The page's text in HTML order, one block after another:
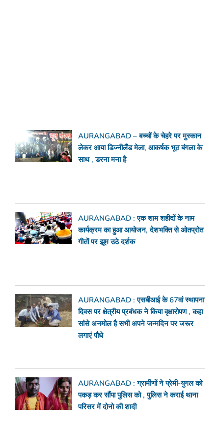
AURANGABAD – बच्चों के चेहरे पर मुस्कान
लेकर आया डिज्नीलैंड मेला, आकर्षक भूत बंगला के
साथ , डरना मना है
AURANGABAD : एक शाम शहीदों के नाम
कार्यक्रम का हुआ आयोजन, देशभक्ति से ओतप्रोत
गीतों पर झूम उठे दर्शक
AURANGABAD : एसबीआई के 67वां स्थापना
दिवस पर क्षेत्रीय प्रबंधक ने किया वृक्षारोपण , कहा
सांसे अनमोल है सभी अपने जन्मदिन पर जरूर
लगाएं पौधे
AURANGABAD : ग्रामीणों ने प्रेमी-युगल को
पकड़ कर सौंपा पुलिस को , पुलिस ने कराई थाना
परिसर में दोनो की शादी